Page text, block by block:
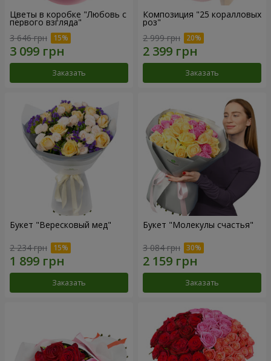
Цветы в коробке "Любовь с
первого взгляда"
3 646 грн
Заказать
Композиция "25 коралловых
роз"
2 999 грн
Заказать
Букет "Вересковый мед"
2 234 грн
Заказать
Букет "Молекулы счастья"
3 084 грн
Заказать